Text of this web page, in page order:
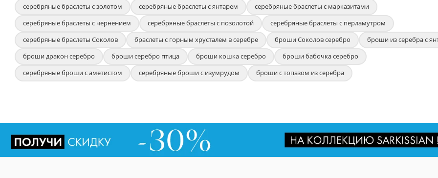
серебряные браслеты с золотом
серебряные браслеты с янтарем
серебряные браслеты с марказитами
серебряные браслеты с чернением
серебряные браслеты с позолотой
серебряные браслеты с перламутром
серебряные браслеты Соколов
браслеты с горным хрусталем в серебре броши Соколов серебро
броши из серебра с
броши дракон серебро
броши серебро птица броши кошка серебро
броши бабочка серебро
серебряные броши с аметистом
серебряные броши с изумрудом броши с топазом из серебра